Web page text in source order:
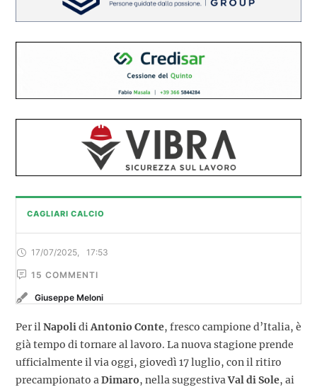
CAGLIARI CALCIO
17/07/2025 17:53
15 COMMENTI
Giuseppe Meloni
Per ilNapolidiAntonio Conte, fresco campione d’Italia, è
già tempo di tornare al lavoro. La nuova stagione prende
ufficialmente il via oggi, giovedì 17 luglio, con il ritiro
precampionato aDimaro, nella suggestivaVal di Sole, ai